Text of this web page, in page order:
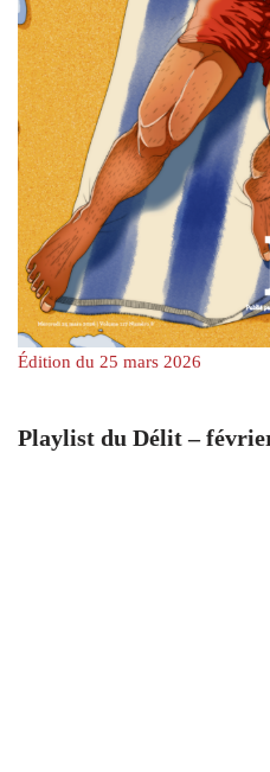
Édition du 25 mars 2026
Playlist du Délit –